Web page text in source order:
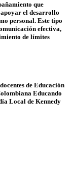
que
el desarrollo
personal. Este tipo
efectiva,
de límites
de Educación
Educando
Local de Kennedy